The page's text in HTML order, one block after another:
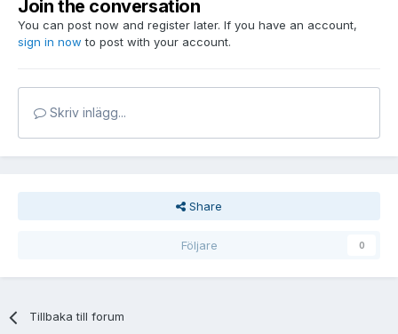
Join the conversation
You can post now and register later. If you have an account,
sign in now to post with your account.
Skriv inlägg...
Share
Följare 0
Tillbaka till forum